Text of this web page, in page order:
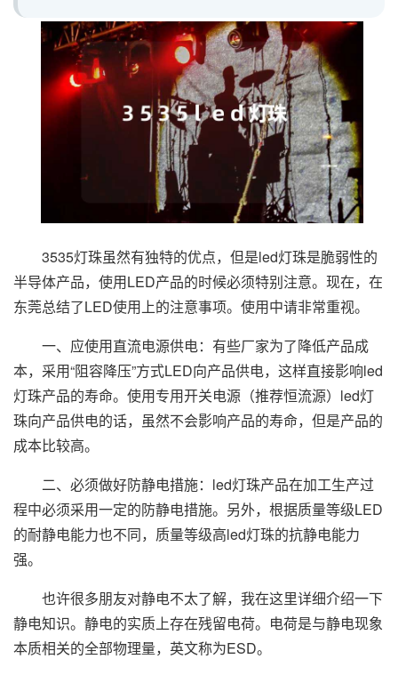
3535灯珠虽然有独特的优点，但是led灯珠是脆弱性的
半导体产品，使用LED产品的时候必须特别注意。现在，在
东莞总结了LED使用上的注意事项。使用中请非常重视。
一、应使用直流电源供电：有些厂家为了降低产品成
本，采用“阻容降压”方式LED向产品供电，这样直接影响led
灯珠产品的寿命。使用专用开关电源（推荐恒流源）led灯
珠向产品供电的话，虽然不会影响产品的寿命，但是产品的
成本比较高。
二、必须做好防静电措施：led灯珠产品在加工生产过
程中必须采用一定的防静电措施。另外，根据质量等级LED
的耐静电能力也不同，质量等级高led灯珠的抗静电能力
强。
也许很多朋友对静电不太了解，我在这里详细介绍一下
静电知识。静电的实质上存在残留电荷。电荷是与静电现象
本质相关的全部物理量，英文称为ESD。